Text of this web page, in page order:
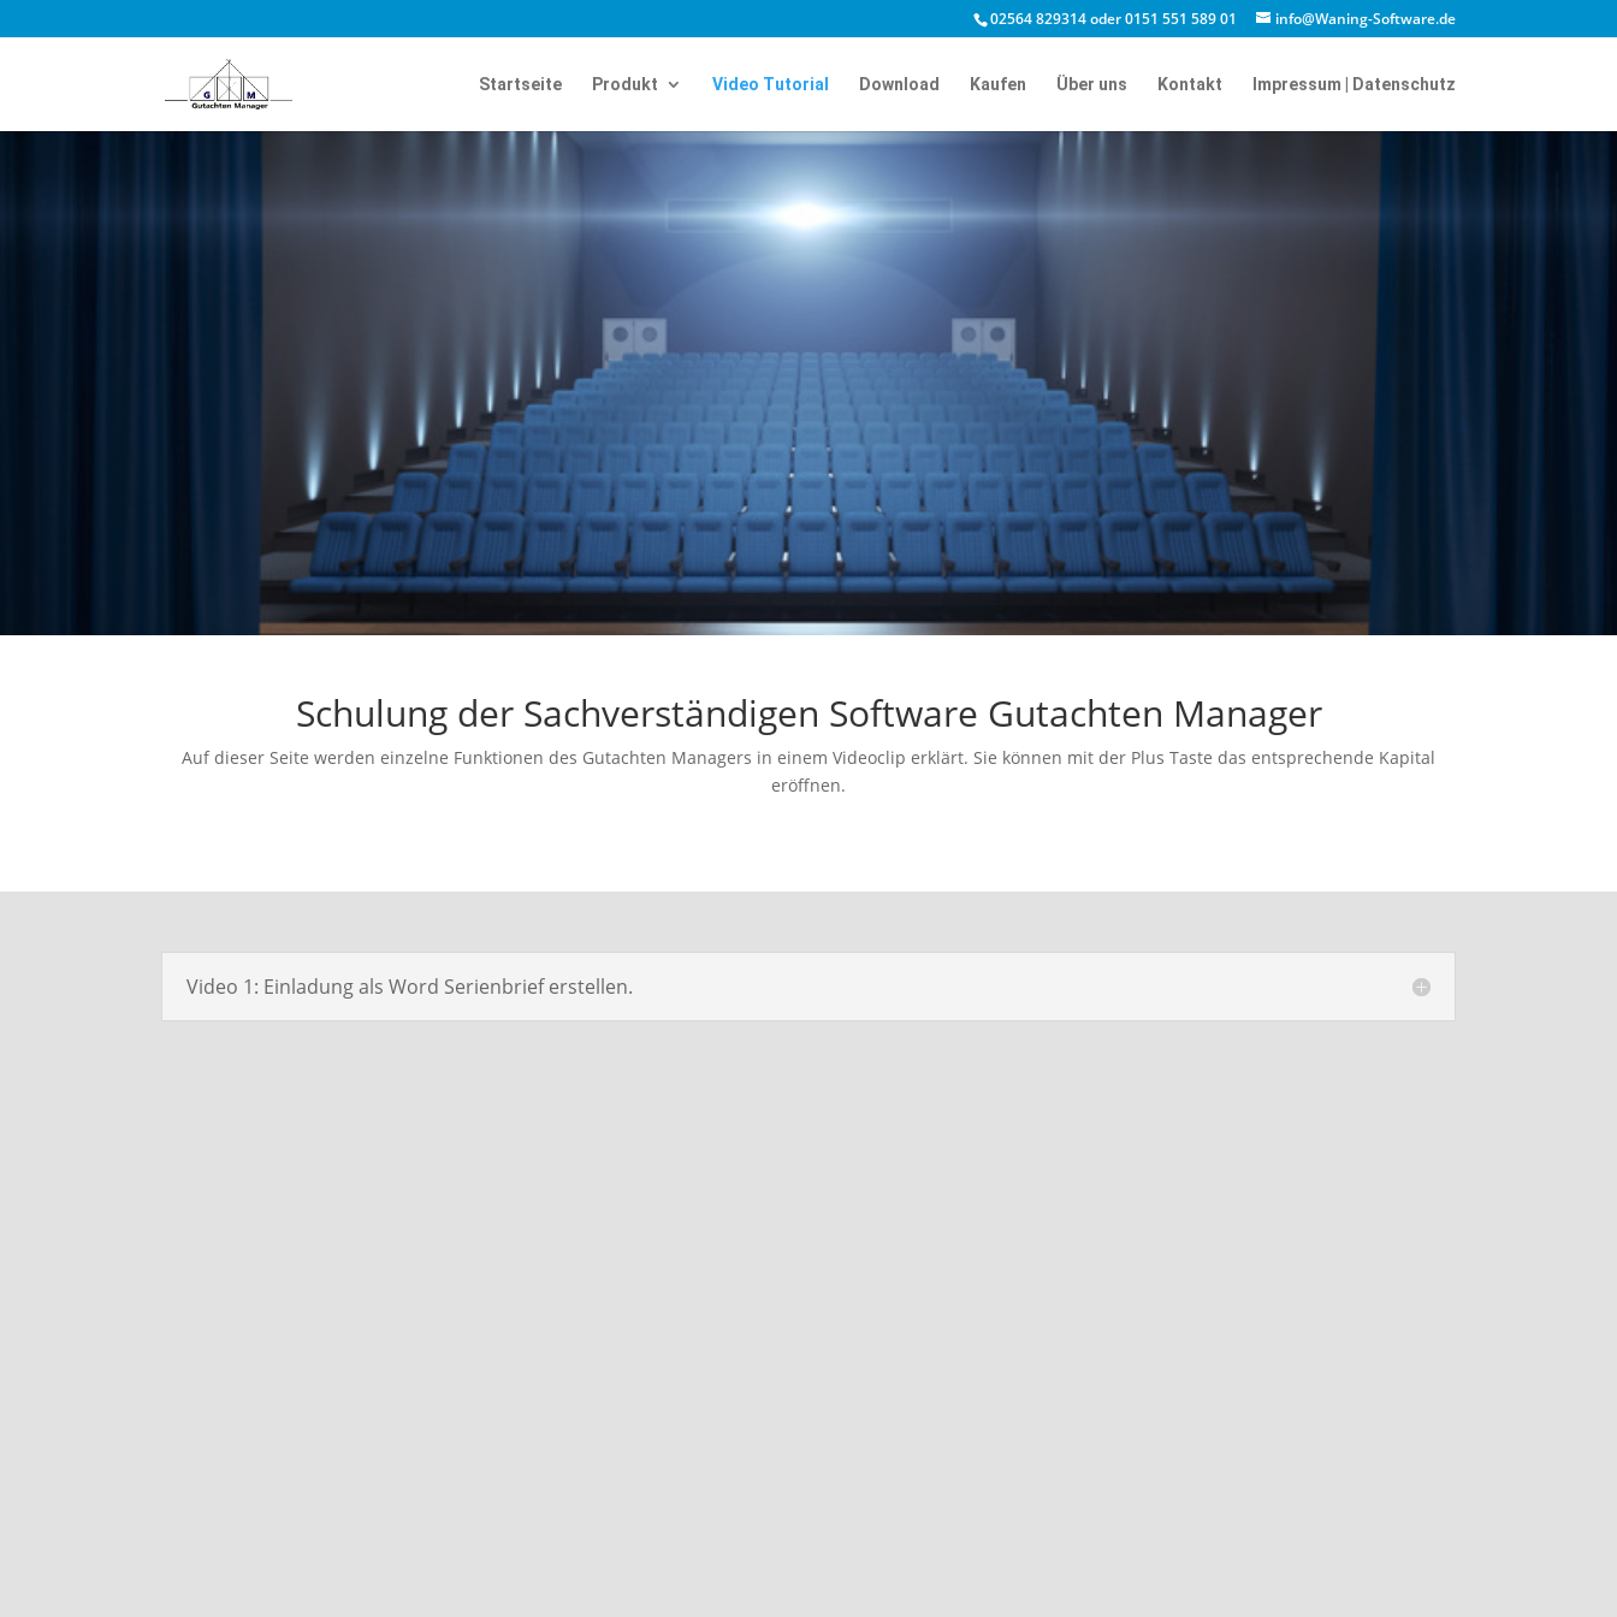
02564 829314 oder 0151 551 589 01 info@Waning-Software.de
Startseite Produkt Video Tutorial Download Kaufen Über uns Kontakt Impressum | Datenschutz
Schulung der Sachverständigen Software Gutachten Manager
Auf dieser Seite werden einzelne Funktionen des Gutachten Managers in einem Videoclip erklärt. Sie können mit der Plus Taste das entsprechende Kapital
eröffnen.
Video 1: Einladung als Word Serienbrief erstellen.